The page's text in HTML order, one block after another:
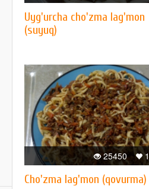
Uyg'urcha cho'zma lag'mon
(suyuq)
1
25450
Cho'zma lag'mon (qovurma)